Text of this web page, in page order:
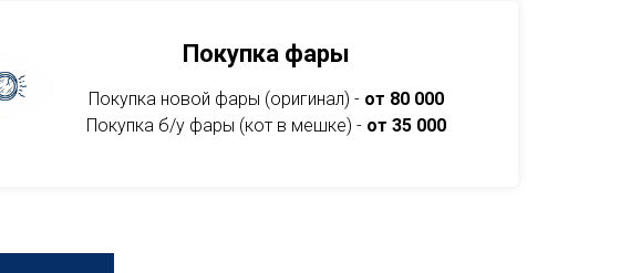
Покупка фары
Покупка новой фары (оригинал) - от 80 000
Покупка б/у фары (кот в мешке) - от 35 000